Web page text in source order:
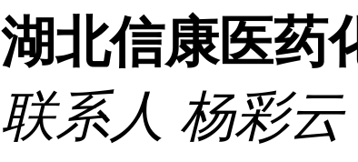
湖北信康医药
联系人 杨彩云